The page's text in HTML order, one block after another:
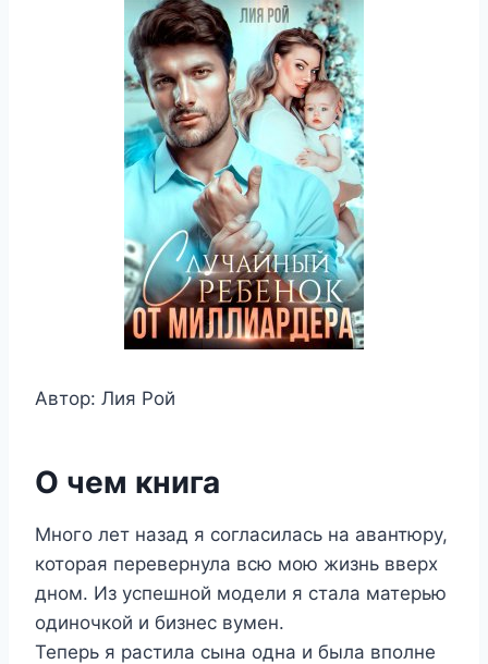
Автор: Лия Рой
О чем книга
Много лет назад я согласилась на авантюру,
которая перевернула всю мою жизнь вверх
дном. Из успешной модели я стала матерью
одиночкой и бизнес вумен.
Теперь я растила сына одна и была вполне